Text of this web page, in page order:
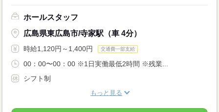
ホールスタッフ
広島県東広島市/寺家駅（車 4分）
時給1,120円～1,400円 交通費一部支給
00：00〜00：00 ※1日実働最低2時間 ※残業...
シフト制
もっと見る